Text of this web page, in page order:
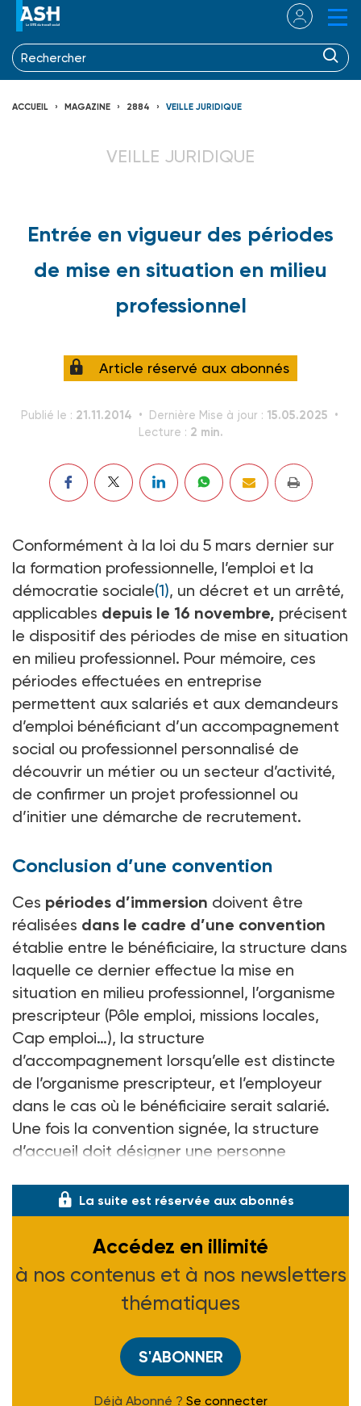
ACCUEIL MAGAZINE 2884 VEILLE JURIDIQUE
VEILLE JURIDIQUE
Entrée en vigueur des périodes
de mise en situation en milieu
professionnel
Article réservé aux abonnés
Publié le : 21.11.2014 Dernière Mise à jour : 15.05.2025
Lecture : 2 min.
Conformément à la loi du 5 mars dernier sur
la formation professionnelle, l’emploi et la
démocratie sociale(1), un décret et un arrêté,
applicables depuis le 16 novembre, précisent
le dispositif des périodes de mise en situation
en milieu professionnel. Pour mémoire, ces
périodes effectuées en entreprise
permettent aux salariés et aux demandeurs
d’emploi bénéficiant d’un accompagnement
social ou professionnel personnalisé de
découvrir un métier ou un secteur d’activité,
de confirmer un projet professionnel ou
d’initier une démarche de recrutement.
Conclusion d’une convention
Ces périodes d’immersion doivent être
réalisées dans le cadre d’une convention
établie entre le bénéficiaire, la structure dans
laquelle ce dernier effectue la mise en
situation en milieu professionnel, l’organisme
prescripteur (Pôle emploi, missions locales,
Cap emploi…), la structure
d’accompagnement lorsqu’elle est distincte
de l’organisme prescripteur, et l’employeur
dans le cas où le bénéficiaire serait salarié.
Une fois la convention signée, la structure
d’accueil doit désigner une personne
La suite est réservée aux abonnés
Accédez en illimité
à nos contenus et à nos newsletters
thématiques
S'ABONNER
Déjà Abonné ? Se connecter